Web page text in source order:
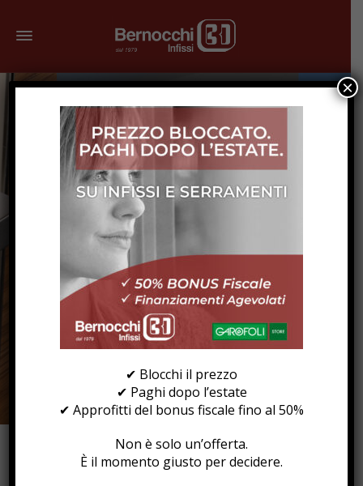
Soluzioni su
Misura per Ogni
Spazio della Tua
Casa
✔ Blocchi il prezzo
✔ Paghi dopo l’estate
✔ Approfitti del bonus fiscale fino al 50%
Non è solo un’offerta.
È il momento giusto per decidere.
×